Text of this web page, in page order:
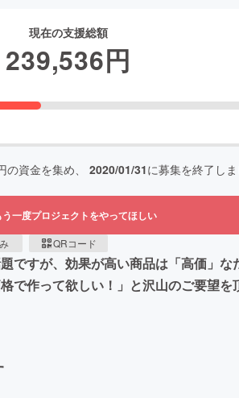
現在の支援総額
239,536円
の資金を集め、 2020/01/31に募集を終了し
う一度プロジェクトをやってほしい
QRコード
ですが、効果が高い商品は「高価」
で作って欲しい！」と沢山のご要望